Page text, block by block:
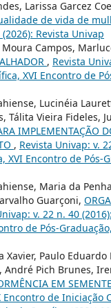
Larissa Garcez
de vida de
Revista Univap
Campos,
, Revista
XVI Encontro de
Lucinéia
Tálita Vieira Fideles,
IMPLEMENTAÇÃO
, Revista Univap: v.
XVI Encontro de Pós-
Maria da
Guarçoni,
v. 22 n. 40
de Pós-
Xavier, Paulo
André Pich Brunes,
EM
Encontro de Iniciação